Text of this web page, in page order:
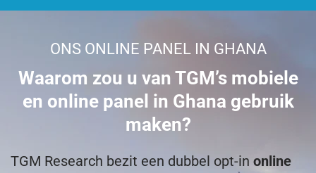
ONS ONLINE PANEL IN GHANA
Waarom zou u van TGM’s mobiele
en online panel in Ghana gebruik
maken?
TGM Research bezit een dubbel opt-in online